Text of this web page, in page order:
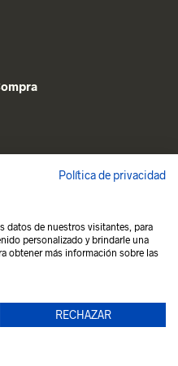
Política de privacidad
datos de nuestros visitantes, para
personalizado y brindarle una
obtener más información sobre las
RECHAZAR